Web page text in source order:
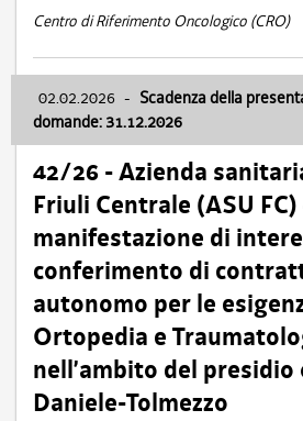
Centro di Riferimento Oncologico (CRO)
02.02.2026 - Scadenza della
domande: 31.12.2026
42/26 - Azienda
Friuli Centrale (ASU
manifestazione di
conferimento di
autonomo per le
Ortopedia e
nell’ambito del
Daniele-Tolmezzo